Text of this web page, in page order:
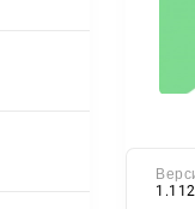
1.112